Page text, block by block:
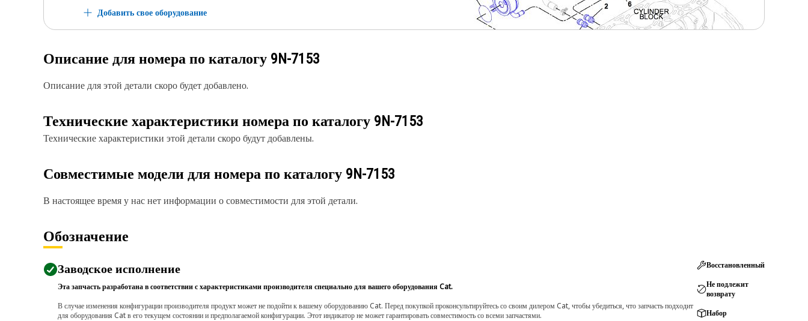
Добавить свое оборудование
Описание для номера по каталогу 9N-7153
Описание для этой детали скоро будет добавлено.
Технические характеристики номера по каталогу 9N-7153
Технические характеристики этой детали скоро будут добавлены.
Совместимые модели для номера по каталогу 9N-7153
В настоящее время у нас нет информации о совместимости для этой детали.
Обозначение
Заводское исполнение
Эта запчасть разработана в соответствии с характеристиками производителя специально для вашего оборудования Cat.
В случае изменения конфигурации производителя продукт может не подойти к вашему оборудованию Cat. Перед покупкой проконсультируйтесь со своим дилером Cat, чтобы убедиться, что запчасть подходит
для оборудования Cat в его текущем состоянии и предполагаемой конфигурации. Этот индикатор не может гарантировать совместимость со всеми запчастями.
Восстановленный
Не подлежит
возврату
Набор